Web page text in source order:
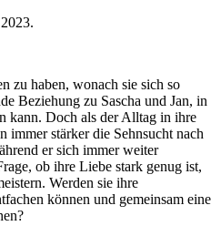
.
zu haben, wonach sie sich so
Beziehung zu Sascha und Jan, in
kann. Doch als der Alltag in ihre
immer stärker die Sehnsucht nach
er sich immer weiter
ob ihre Liebe stark genug ist,
Werden sie ihre
können und gemeinsam eine